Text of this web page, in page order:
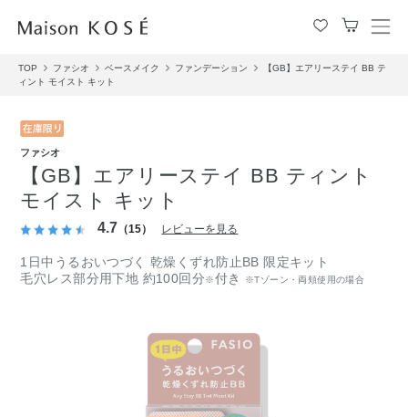
メ
ュ
TOP ファシオ ベースメイク ファンデーション
【GB】エアリーステイ BB テ
ィント モイスト キット
ファシオ
【GB】エアリーステイ BB ティント
モイスト キット
4.7 （15） レビューを見る
1日中うるおいつづく 乾燥くずれ防止BB 限定キット
毛穴レス部分用下地 約100回分※付き ※Tゾーン・両頬使用の場合